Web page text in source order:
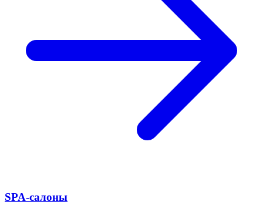
SPA-салоны